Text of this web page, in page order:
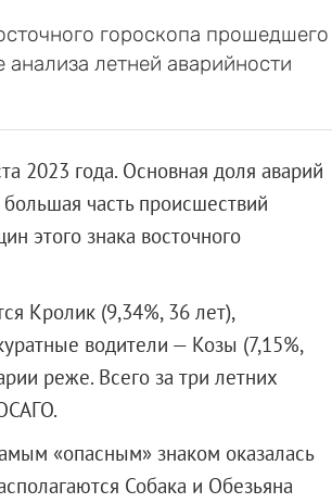
гороскопа прошедшего
летней аварийности
2023 года. Основная доля аварий
часть происшествий
этого знака восточного
Кролик (9,34%, 36 лет),
водители — Козы (7,15%,
реже. Всего за три летних
«опасным» знаком оказалась
Собака и Обезьяна